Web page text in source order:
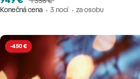
Konečná cena
3 nocí za osobu
-450 €